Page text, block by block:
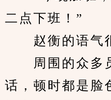
二点下班！”
赵衡的语气很
周围的众多
话，顿时都是脸